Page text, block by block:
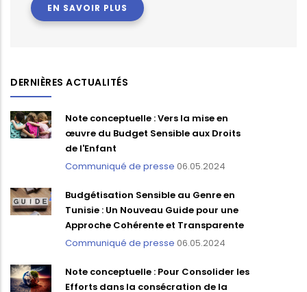
EN SAVOIR PLUS
DERNIÈRES ACTUALITÉS
Note conceptuelle : Vers la mise en
œuvre du Budget Sensible aux Droits
de l'Enfant
Communiqué de presse 06.05.2024
Budgétisation Sensible au Genre en
Tunisie : Un Nouveau Guide pour une
Approche Cohérente et Transparente
Communiqué de presse 06.05.2024
Note conceptuelle : Pour Consolider les
Efforts dans la consécration de la